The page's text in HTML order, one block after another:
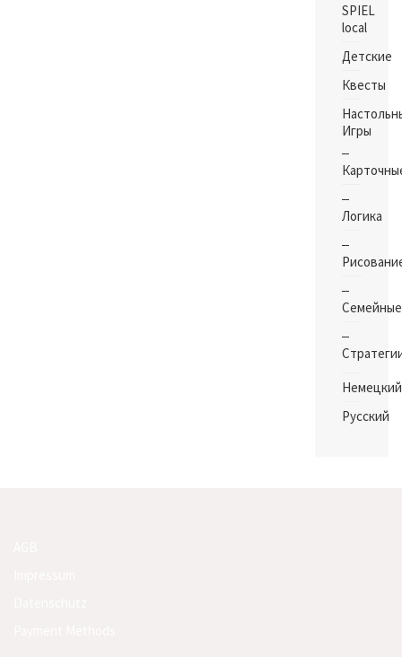
SPIEL
local
Детские
Квесты
Игры
Логика
Семейные
Немецкий
Русский